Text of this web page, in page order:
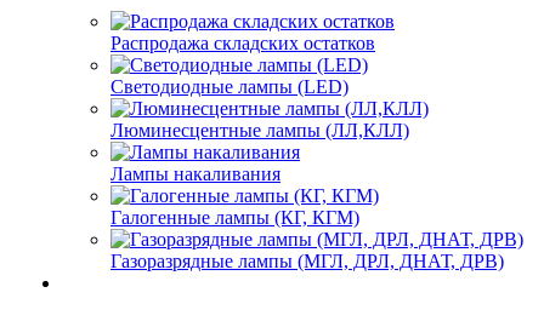
Распродажа складских остатков
Светодиодные лампы (LED)
Люминесцентные лампы (ЛЛ,КЛЛ)
Лампы накаливания
Галогенные лампы (КГ, КГМ)
Газоразрядные лампы (МГЛ, ДРЛ, ДНАТ, ДРВ)